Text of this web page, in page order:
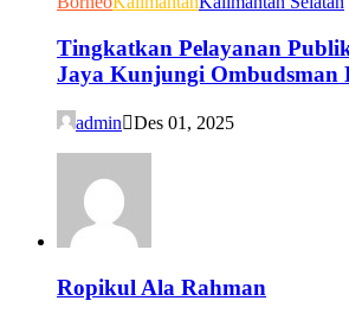
Tingkatkan Pelayanan
Jaya Kunjungi Ombudsman
admin Des 01, 2025
Ropikul Ala Rahman